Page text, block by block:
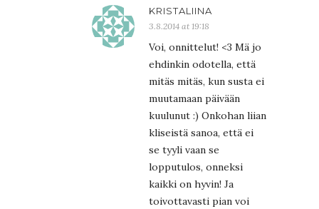
KRISTALIINA
3.8.2014 at 19:18
Voi, onnittelut! <3 Mä jo
ehdinkin odotella, että
mitäs mitäs, kun susta ei
muutamaan päivään
kuulunut :) Onkohan liian
kliseistä sanoa, että ei
se tyyli vaan se
lopputulos, onneksi
kaikki on hyvin! Ja
toivottavasti pian voi